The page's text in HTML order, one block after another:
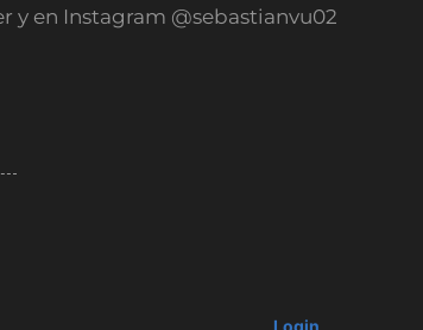
y en Instagram @sebastianvu02